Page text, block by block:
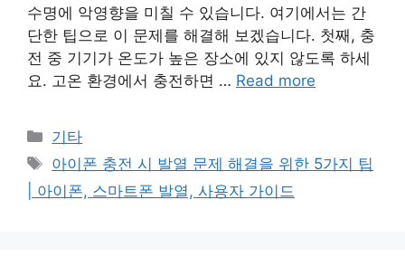
수명에 악영향을 미칠 수 있습니다. 여기에서는 간
단한 팁으로 이 문제를 해결해 보겠습니다. 첫째, 충
전 중 기기가 온도가 높은 장소에 있지 않도록 하세
요. 고온 환경에서 충전하면 … Read more
Categories
기타
Tags
아이폰 충전 시 발열 문제 해결을 위한 5가지 팁
| 아이폰, 스마트폰 발열, 사용자 가이드